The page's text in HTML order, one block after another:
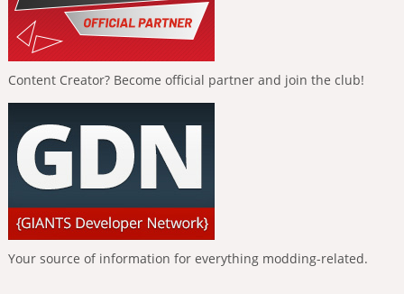
Content Creator? Become official partner and join the club!
Your source of information for everything modding-related.